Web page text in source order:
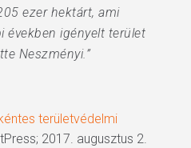
ezer hektárt, ami
években igényelt terület
Neszményi.”
területvédelmi
2017. augusztus 2.